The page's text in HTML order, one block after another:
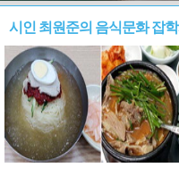
시인 최원준의 음식문화 잡